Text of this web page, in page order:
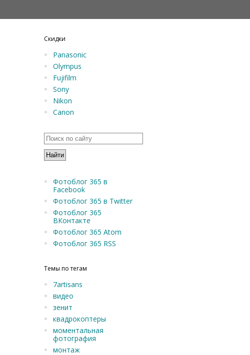
Скидки
Panasonic
Olympus
Fujifilm
Sony
Nikon
Canon
Фотоблог 365 в
Facebook
Фотоблог 365 в Twitter
Фотоблог 365
ВКонтакте
Фотоблог 365 Atom
Фотоблог 365 RSS
Темы по тегам
7artisans
видео
зенит
квадрокоптеры
моментальная
фотография
монтаж